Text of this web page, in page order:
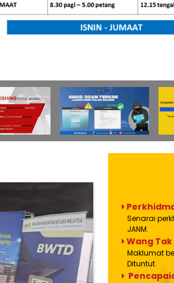
Senarai
JANM.
Wang
Maklumat
Dituntut.